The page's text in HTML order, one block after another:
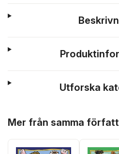
Utforska
Mer från samma